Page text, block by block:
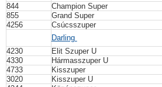
844
Champion Super
855
Grand Super
4256
Csúcsszuper
Darling
4230
Elit Szuper U
4330
Hármasszuper U
4733
Kisszuper
3020
Kisszuper U